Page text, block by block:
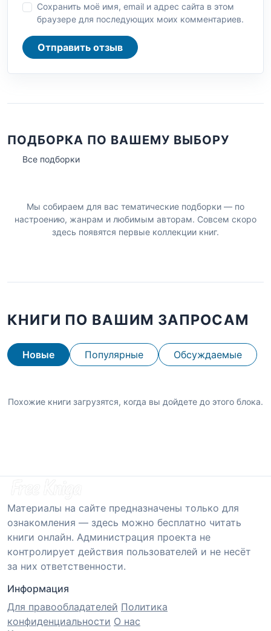
Сохранить моё имя, email и адрес сайта в этом
браузере для последующих моих комментариев.
Отправить отзыв
ПОДБОРКА ПО ВАШЕМУ ВЫБОРУ
Все подборки
Мы собираем для вас тематические подборки — по
настроению, жанрам и любимым авторам. Совсем скоро
здесь появятся первые коллекции книг.
КНИГИ ПО ВАШИМ ЗАПРОСАМ
Новые Популярные Обсуждаемые
Похожие книги загрузятся, когда вы дойдете до этого блока.
Материалы на сайте предназначены только для
ознакомления — здесь можно бесплатно читать
книги онлайн. Администрация проекта не
контролирует действия пользователей и не несёт
за них ответственности.
Информация
Для правообладателей Политика
конфиденциальности О нас